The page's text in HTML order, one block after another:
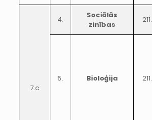
7.c
4.
Sociālās
zinības
211.
5. Bioloģija 211.